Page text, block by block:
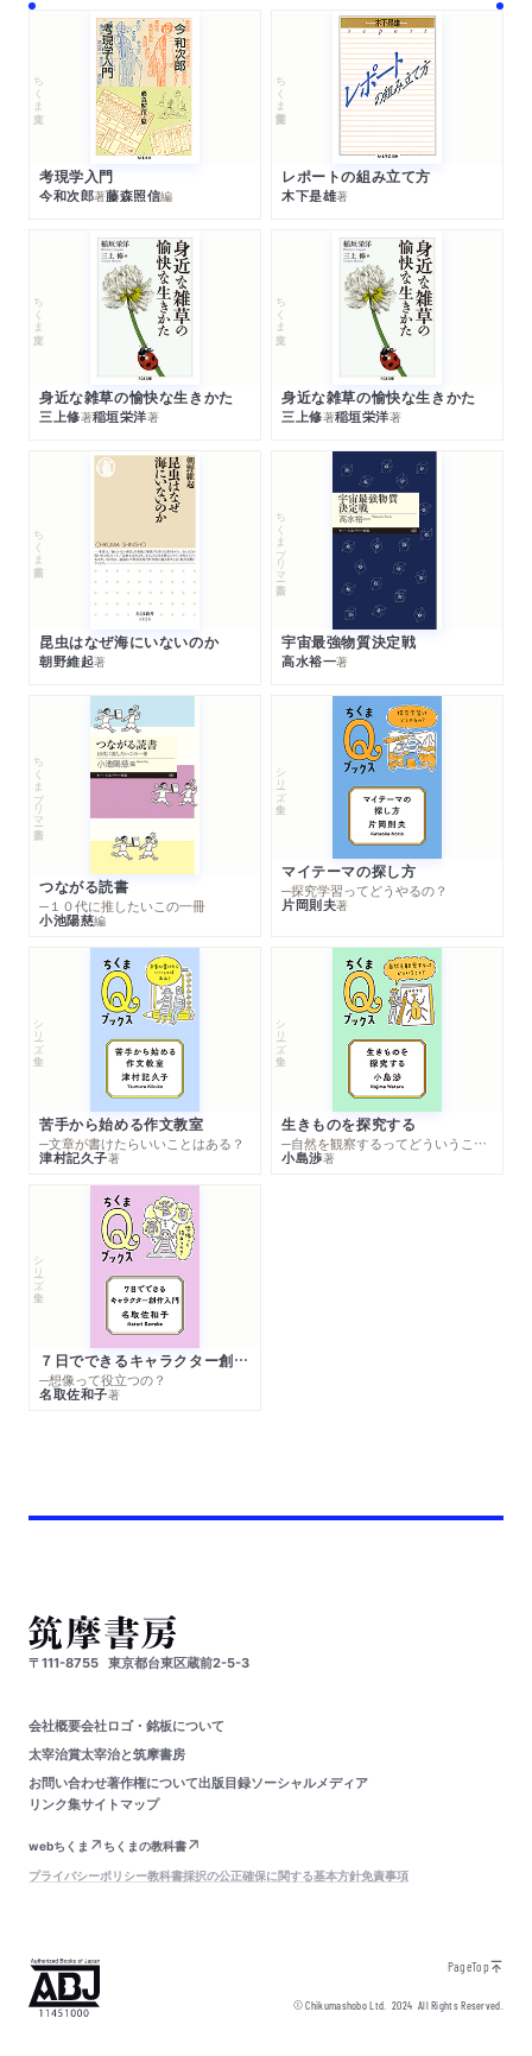
ちくま文庫
考現学入門
今和次郎著藤森照信編
ちくま学芸文庫
レポートの組み立て方
木下是雄著
ちくま文庫
身近な雑草の愉快な生きかた
三上修著稲垣栄洋著
ちくま文庫
身近な雑草の愉快な生きかた
三上修著稲垣栄洋著
ちくま新書
昆虫はなぜ海にいないのか
朝野維起著
ちくまプリマー新書
宇宙最強物質決定戦
高水裕一著
ちくまプリマー新書
つながる読書
─１０代に推したいこの一冊
小池陽慈編
シリーズ・全集
マイテーマの探し方
─探究学習ってどうやるの？
片岡則夫著
シリーズ・全集
苦手から始める作文教室
─文章が書けたらいいことはある？
津村記久子著
シリーズ・全集
生きものを探究する
─自然を観察するってどういうこと？
小島渉著
シリーズ・全集
７日でできるキャラクター創作入門
─想像って役立つの？
名取佐和子著
〒111-8755 東京都台東区蔵前2-5-3
会社概要会社ロゴ・銘板について
太宰治賞太宰治と筑摩書房
お問い合わせ著作権について出版目録ソーシャルメディア
リンク集サイトマップ
webちくま
ちくまの教科書
プライバシーポリシー教科書採択の公正確保に関する基本方針免責事項
PageTop
© Chikumashobo Ltd.2024 All Rights Reserved.